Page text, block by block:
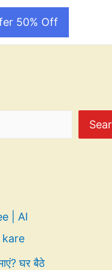
50% Off
| AI
kare
घर बैठे